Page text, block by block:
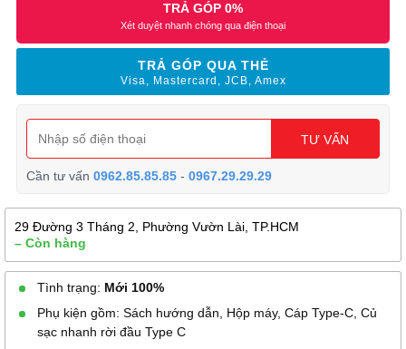
TRẢ GÓP 0%
Xét duyệt nhanh chóng qua điện thoại
TRẢ GÓP QUA THẺ
Visa, Mastercard, JCB, Amex
TƯ VẤN
Cần tư vấn0962.85.85.85 -0967.29.29.29
29 Đường 3 Tháng 2, Phường Vườn Lài, TP.HCM
– Còn hàng
Tình trạng: Mới 100%
Phụ kiện gồm: Sách hướng dẫn, Hộp máy, Cáp Type-C, Củ
sạc nhanh rời đầu Type C